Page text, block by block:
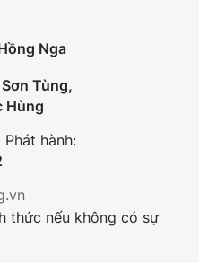
Nga
Tùng,
Hùng
hành:
thức nếu không có sự